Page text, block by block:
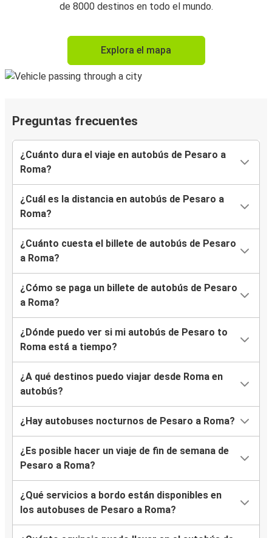
de 8000 destinos en todo el mundo.
Explora el mapa
Preguntas frecuentes
¿Cuánto dura el viaje en autobús de Pesaro a
Roma?
¿Cuál es la distancia en autobús de Pesaro a
Roma?
¿Cuánto cuesta el billete de autobús de Pesaro
a Roma?
¿Cómo se paga un billete de autobús de Pesaro
a Roma?
¿Dónde puedo ver si mi autobús de Pesaro to
Roma está a tiempo?
¿A qué destinos puedo viajar desde Roma en
autobús?
¿Hay autobuses nocturnos de Pesaro a Roma?
¿Es posible hacer un viaje de fin de semana de
Pesaro a Roma?
¿Qué servicios a bordo están disponibles en
los autobuses de Pesaro a Roma?